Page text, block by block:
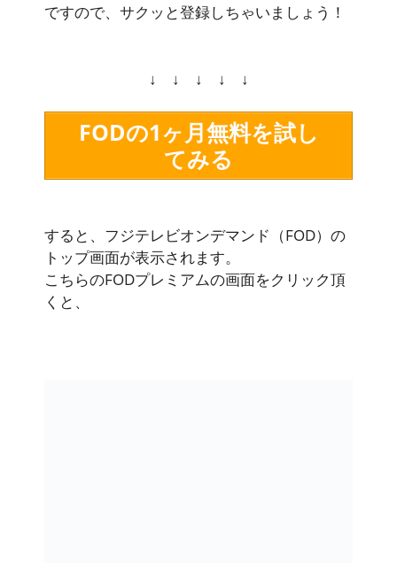
ですので、サクッと登録しちゃいましょう！
↓ ↓ ↓ ↓ ↓
FODの1ヶ月無料を試し
てみる
すると、フジテレビオンデマンド（FOD）の
トップ画面が表示されます。
こちらのFODプレミアムの画面をクリック頂
くと、